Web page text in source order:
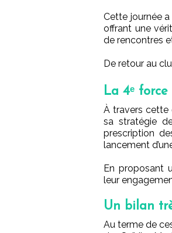
Cette journée
offrant une
de rencontres
De retour au
La 4ᵉ
À travers cette
sa stratégie
prescription
lancement
En proposant
leur
Un bilan
Au terme de